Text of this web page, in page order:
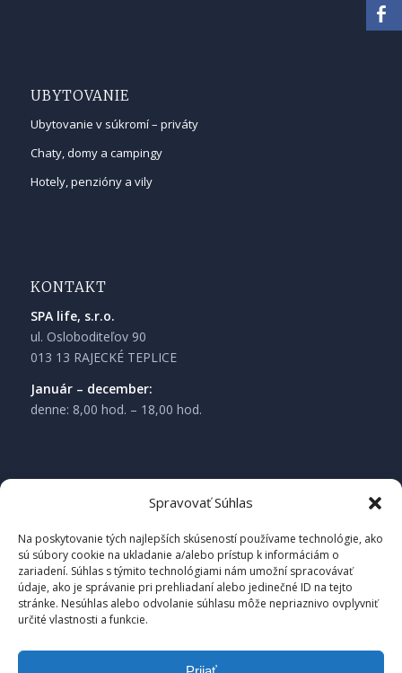
Spravovať Súhlas
Na poskytovanie tých najlepších skúseností používame technológie, ako
sú súbory cookie na ukladanie a/alebo prístup k informáciám o
zariadení. Súhlas s týmito technológiami nám umožní spracovávať
údaje, ako je správanie pri prehliadaní alebo jedinečné ID na tejto
stránke. Nesúhlas alebo odvolanie súhlasu môže nepriaznivo ovplyvniť
určité vlastnosti a funkcie.
UBYTOVANIE
Ubytovanie v súkromí – priváty
Chaty, domy a campingy
Hotely, penzióny a vily
KONTAKT
SPA life, s.r.o.
ul. Osloboditeľov 90
013 13 RAJECKÉ TEPLICE
Január – december:
denne: 8,00 hod. – 18,00 hod.